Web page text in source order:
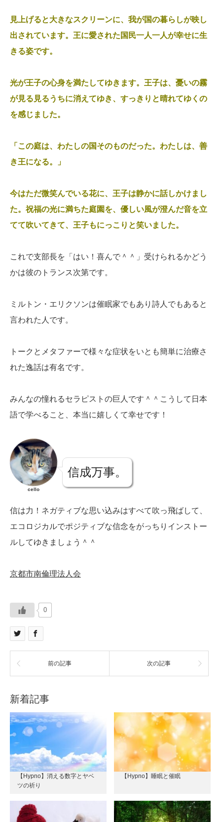
見上げると大きなスクリーンに、我が国の暮らしが映し
出されています。王に愛された国民一人一人が幸せに生
きる姿です。
光が王子の心身を満たしてゆきます。王子は、憂いの霧
が見る見るうちに消えてゆき、すっきりと晴れてゆくの
を感じました。
「この庭は、わたしの国そのものだった。わたしは、善
き王になる。」
今はただ微笑んでいる花に、王子は静かに話しかけまし
た。祝福の光に満ちた庭園を、優しい風が澄んだ音を立
てて吹いてきて、王子もにっこりと笑いました。
これで支部長を「はい！喜んで＾＾」受けられるかどう
かは彼のトランス次第です。
ミルトン・エリクソンは催眠家でもあり詩人でもあると
言われた人です。
トークとメタファーで様々な症状をいとも簡単に治療さ
れた逸話は有名です。
みんなの憧れるセラピストの巨人です＾＾こうして日本
語で学べること、本当に嬉しくて幸せです！
cello
信成万事。
信は力！ネガティブな思い込みはすべて吹っ飛ばして、
エコロジカルでポジティブな信念をがっちりインストー
ルしてゆきましょう＾＾
京都市南倫理法人会
0
前の記事 次の記事
新着記事
【Hypno】消える数字とヤベ
ツの祈り
【Hypno】睡眠と催眠